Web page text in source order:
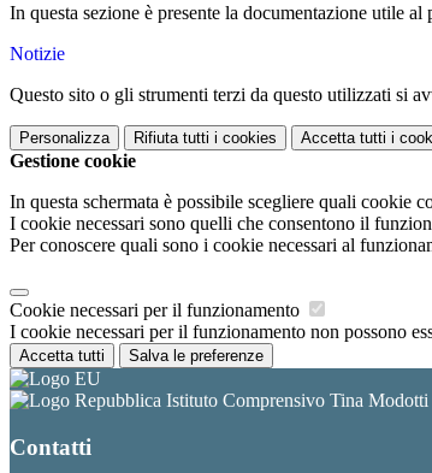
In questa sezione è presente la documentazione utile al
Notizie
Questo sito o gli strumenti terzi da questo utilizzati si
Personalizza Rifiuta tutti i cookies Accetta tutti i
Gestione cookie
In questa schermata è possibile scegliere quali cookie
I cookie necessari sono quelli che consentono il
Per conoscere quali sono i cookie necessari al
Cookie necessari per il funzionamento
I cookie necessari per il funzionamento non possono
Accetta tutti Salva le preferenze
Istituto Comprensivo Tina Modotti
Contatti